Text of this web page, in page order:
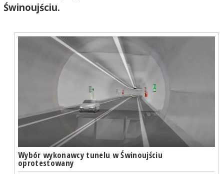
Świnoujściu.
Wybór wykonawcy tunelu w Świnoujściu
oprotestowany